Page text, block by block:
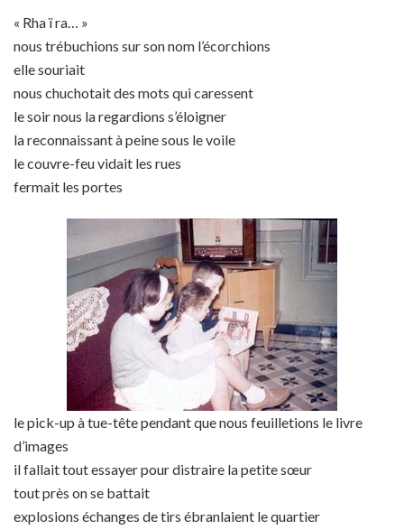
« Rha ï ra… »
nous trébuchions sur son nom l’écorchions
elle souriait
nous chuchotait des mots qui caressent
le soir nous la regardions s’éloigner
la reconnaissant à peine sous le voile
le couvre-feu vidait les rues
fermait les portes
le pick-up à tue-tête pendant que nous feuilletions le livre
d’images
il fallait tout essayer pour distraire la petite sœur
tout près on se battait
explosions échanges de tirs ébranlaient le quartier